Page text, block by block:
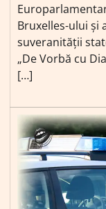
Bruxelles-ului și
suveranității
„De Vorbă cu
[…]